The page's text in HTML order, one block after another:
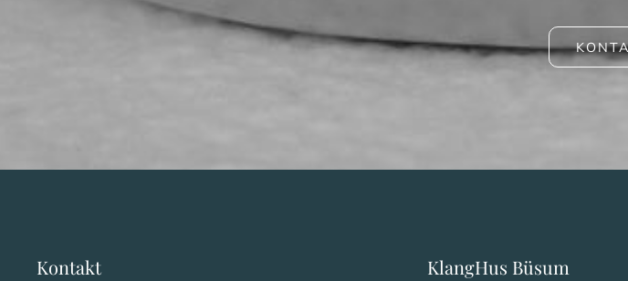
Kontakt KlangHus Büsum